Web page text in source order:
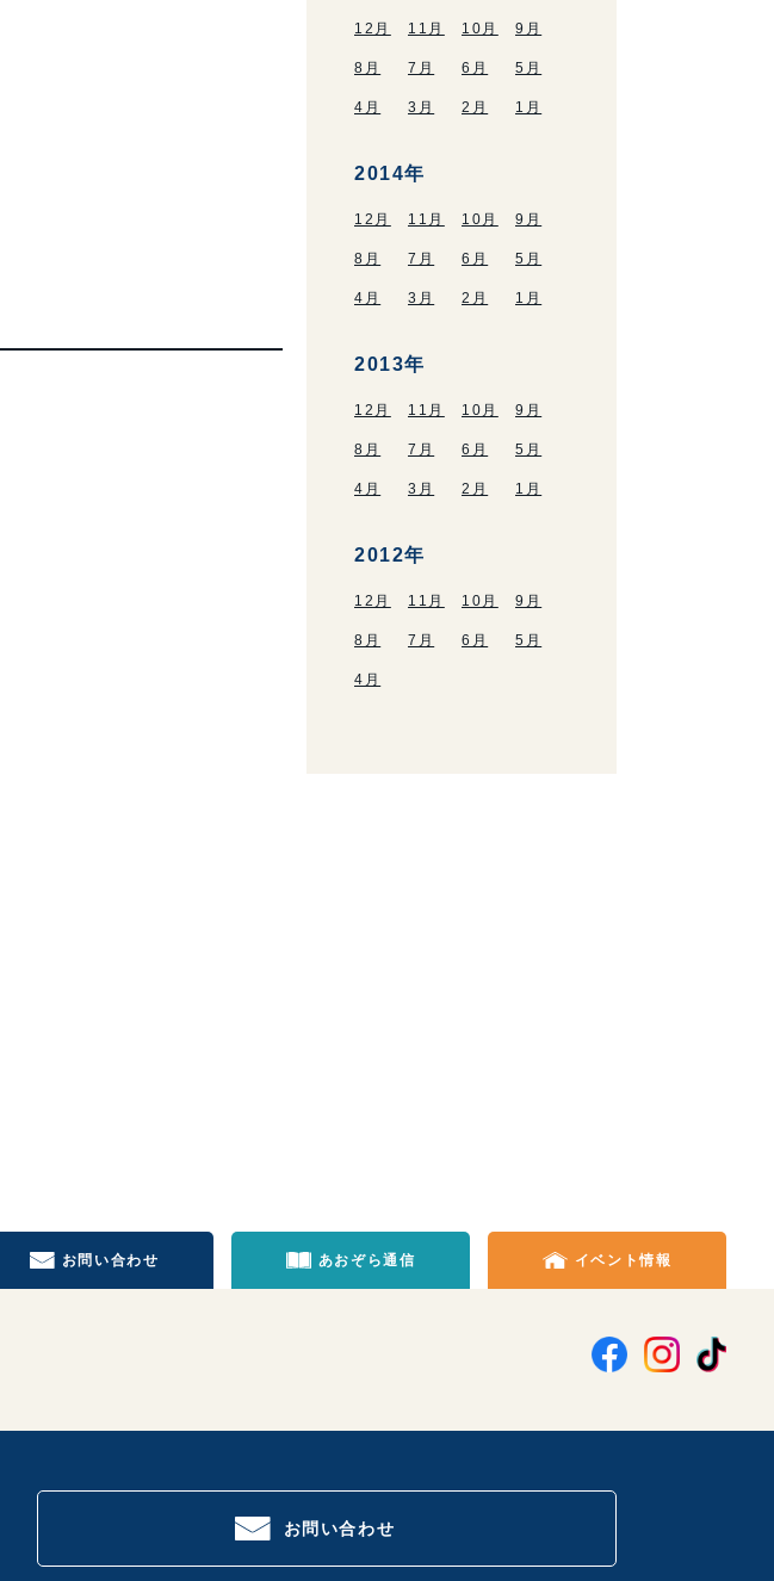
12月 11月 10月 9月
8月 7月 6月 5月
4月 3月 2月 1月
2014年
12月 11月 10月 9月
8月 7月 6月 5月
4月 3月 2月 1月
2013年
12月 11月 10月 9月
8月 7月 6月 5月
4月 3月 2月 1月
2012年
12月 11月 10月 9月
8月 7月 6月 5月
4月
お問い合わせ あおぞら通信 イベント情報
お問い合わせ